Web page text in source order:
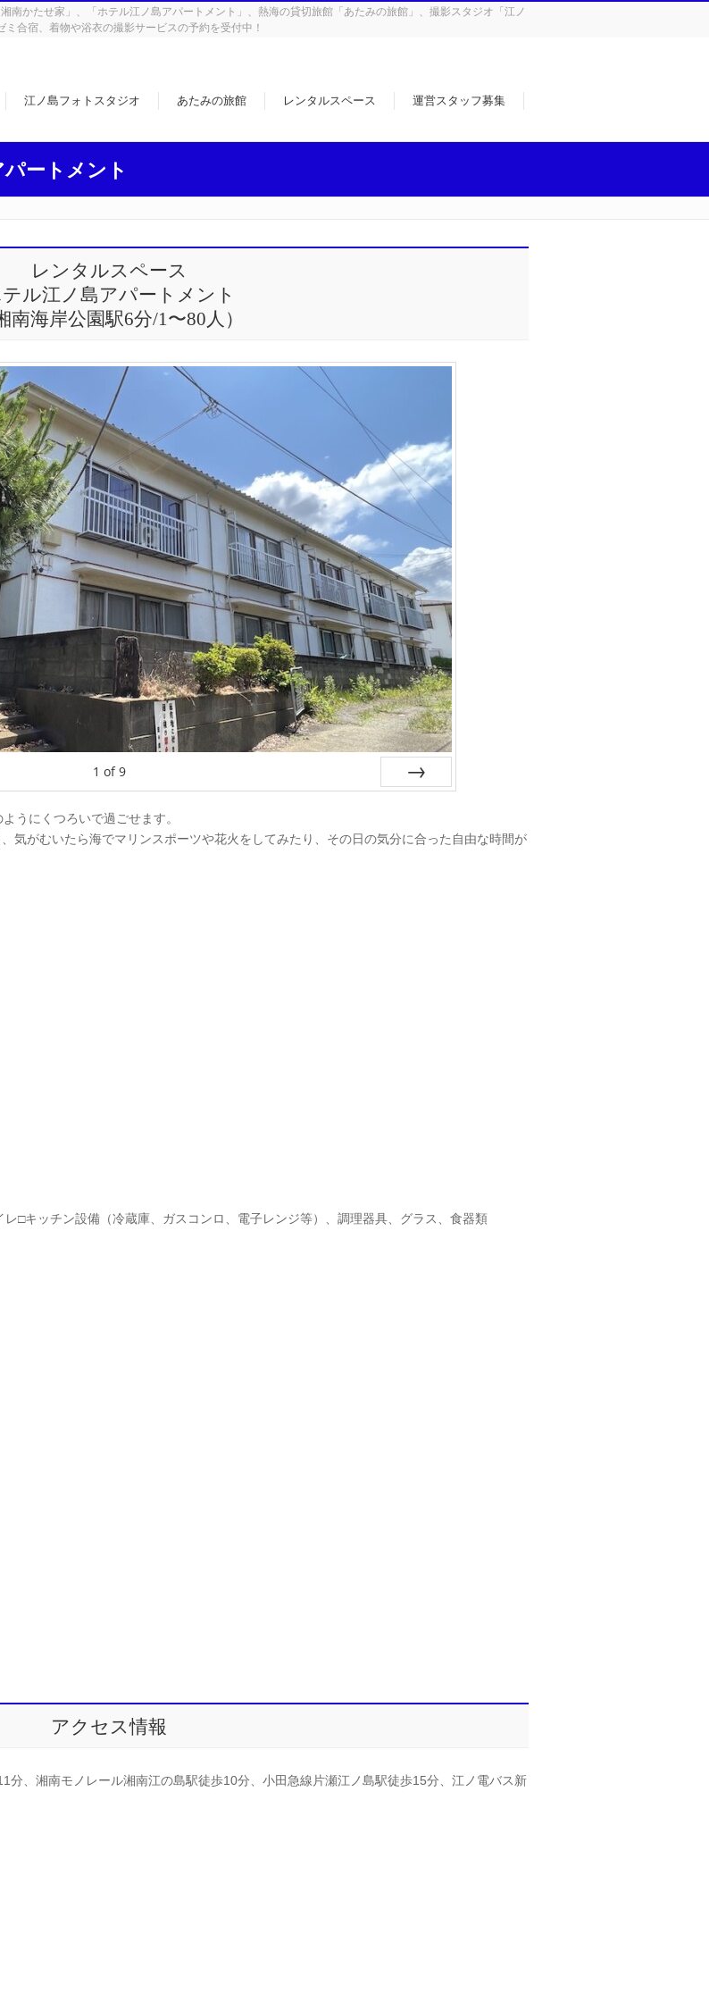
南かたせ家」、「ホテル江ノ島アパートメント」、熱海の貸切旅館「あたみの旅館」、撮影スタジオ「江ノ
合宿、着物や浴衣の撮影サービスの予約を受付中！
江ノ島フォトスタジオ あたみの旅館 レンタルスペース
運営スタッフ募集
ートメント
レンタルスペース
ル江ノ島アパートメント
南海岸公園駅6分/1〜80人）
1 of 9
うにくつろいで過ごせます。
気がむいたら海でマリンスポーツや花火をしてみたり、その日の気分に合った自由な時間が
□キッチン設備（冷蔵庫、ガスコンロ、電子レンジ等）、調理器具、グラス、食器類
アクセス情報
分、湘南モノレール湘南江の島駅徒歩10分、小田急線片瀬江ノ島駅徒歩15分、江ノ電バス新